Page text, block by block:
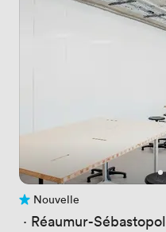
Pas encore d'avis
Nouvelle
· Réaumur-Sébastopol